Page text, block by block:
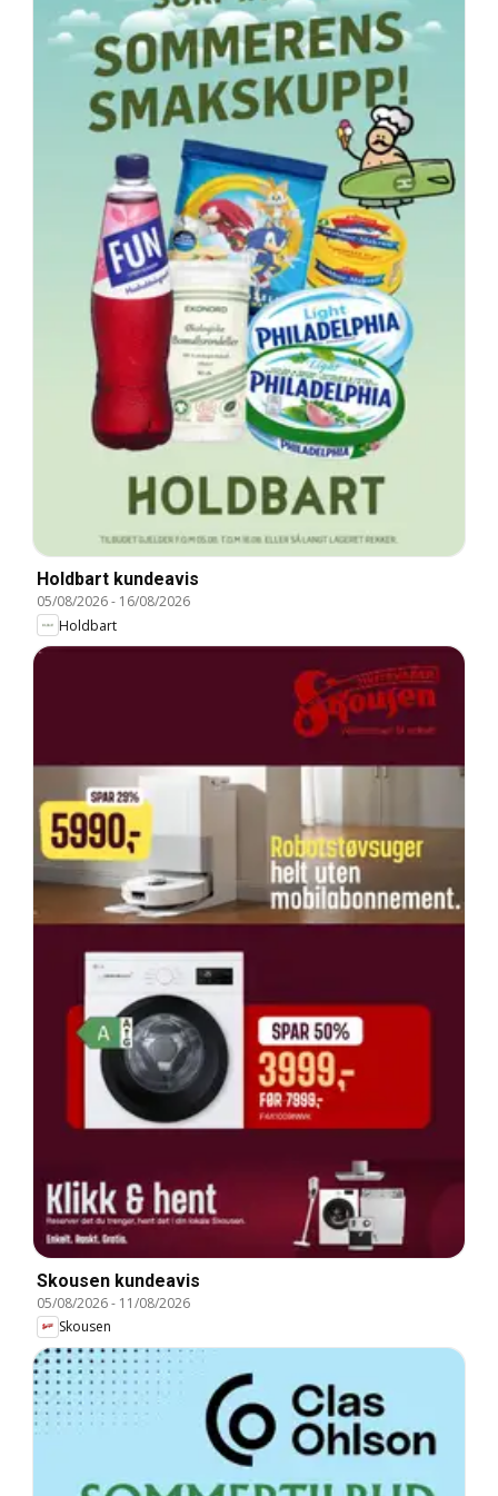
Holdbart kundeavis
05/08/2026- 16/08/2026
Holdbart
Skousen kundeavis
05/08/2026- 11/08/2026
Skousen